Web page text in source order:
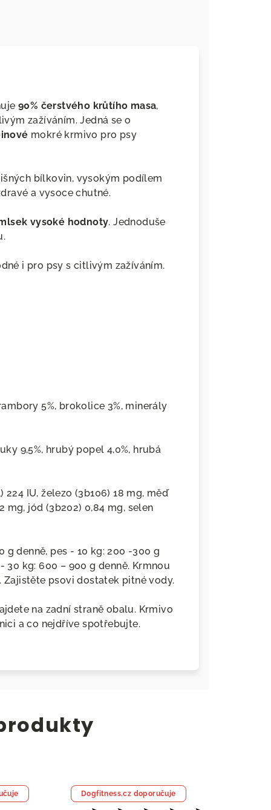
90% čerstvého krůtího masa,
zažíváním. Jedná se o
mokré krmivo pro psy
bílkovin, vysokým podílem
a vysoce chutné.
vysoké hodnoty. Jednoduše
i pro psy s citlivým zažíváním.
5%, brokolice 3%, minerály
9,5%, hrubý popel 4,0%, hrubá
224 IU, železo (3b106) 18 mg, měď
mg, jód (3b202) 0,84 mg, selen
g denně, pes - 10 kg: 200 -300 g
30 kg: 600 – 900 g denně. Krmnou
psovi dostatek pitné vody.
na zadní straně obalu. Krmivo
a co nejdříve spotřebujte.
Dogfitness.cz doporučuje